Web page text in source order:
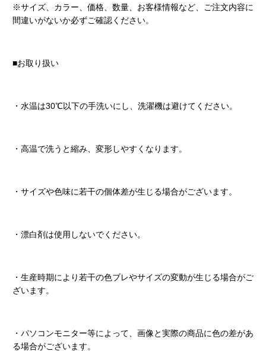
※サイズ、カラー、価格、数量、お客様情報など、ご注文内容に
間違いがないか必ずご確認ください。
■お取り扱い
・水温は30℃以下の手洗いにし、洗濯機は避けてください。
・高温で洗うと縮み、変形しやすくなります。
・サイズや色味に若干の個体差が生じる場合がございます。
・漂白剤は使用しないでください。
・生産時期により若干の色ブレやサイズの変動が生じる場合がご
ざいます。
・パソコンモニター等によって、画像と実際の商品に色の差があ
る場合がございます。